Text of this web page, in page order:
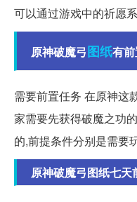
可以通过游戏中的祈愿
原神破魔弓图纸有
需要前置任务 在原神这
家需要先获得破魔之功
的,前提条件分别是需要
原神破魔弓图纸七天